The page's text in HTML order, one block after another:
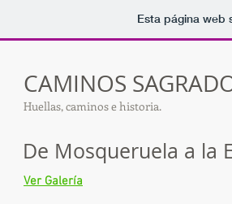
Esta página web
CAMINOS
Huellas, caminos e historia.
De Mosqueruela a la
Ver Galería